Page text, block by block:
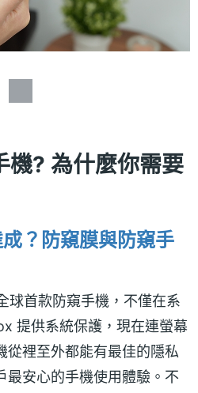
機? 為什麼你需要
？防窺膜與防窺手
球首款防窺手機，不僅在系
提供系統保護，現在連螢幕
從裡至外都能有最佳的隱私
最安心的手機使用體驗。不